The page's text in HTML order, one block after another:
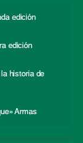
edición
edición
historia de
Armas